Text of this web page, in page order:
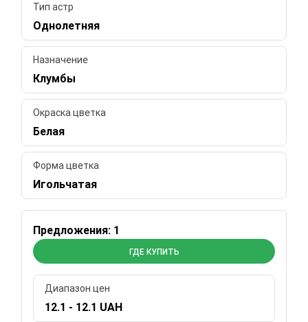
Тип астр
Однолетняя
Назначение
Клумбы
Окраска цветка
Белая
Форма цветка
Игольчатая
Предложения: 1
ГДЕ КУПИТЬ
Диапазон цен
12.1 - 12.1 UAH